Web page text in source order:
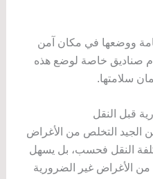
ووضعها في مكان آمن
صناديق خاصة لوضع هذه
سلامتها.
قبل النقل
الجيد التخلص من الأغراض
النقل فحسب، بل يسهل
من الأغراض غير الضرورية